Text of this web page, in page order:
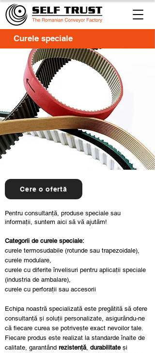
Curele speciale
Cere o ofertă
Pentru consultanță, produse speciale sau
informații, suntem aici să vă ajutăm!
Categorii de curele speciale:
curele termosudabile (rotunde sau trapezoidale),
curele modulare,
curele cu diferite învelisuri pentru aplicații speciale
(industria de ambalare),
curele cu perforații sau accesorii
Echipa noastră specializată este pregătită să ofere
consultanță și soluții personalizate, asigurându-ne
că fiecare curea se potrivește exact nevoilor tale.
Fiecare produs este realizat la standarde înalte de
calitate, garantând rezistență, durabilitate și